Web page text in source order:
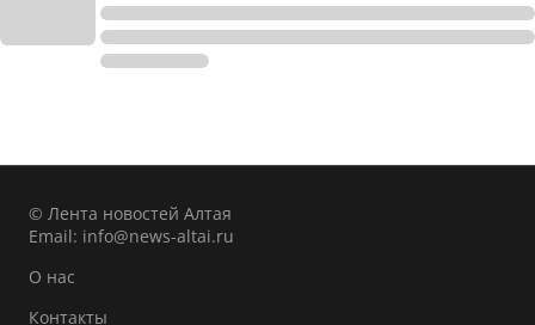
© Лента новостей Алтая
Email: info@news-altai.ru
О нас
Контакты